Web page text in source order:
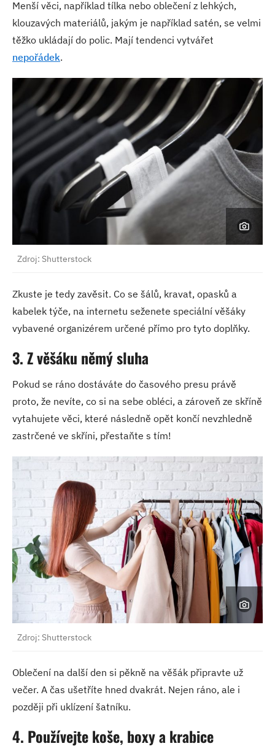
Menší věci, například tílka nebo oblečení z lehkých,
klouzavých materiálů, jakým je například satén, se velmi
těžko ukládají do polic. Mají tendenci vytvářet
nepořádek.
Zdroj: Shutterstock
Zkuste je tedy zavěsit. Co se šálů, kravat, opasků a
kabelek týče, na internetu seženete speciální věšáky
vybavené organizérem určené přímo pro tyto doplňky.
3. Z věšáku němý sluha
Pokud se ráno dostáváte do časového presu právě
proto, že nevíte, co si na sebe obléci, a zároveň ze skříně
vytahujete věci, které následně opět končí nevzhledně
zastrčené ve skříni, přestaňte s tím!
Zdroj: Shutterstock
Oblečení na další den si pěkně na věšák připravte už
večer. A čas ušetříte hned dvakrát. Nejen ráno, ale i
později při uklízení šatníku.
4. Používejte koše, boxy a krabice